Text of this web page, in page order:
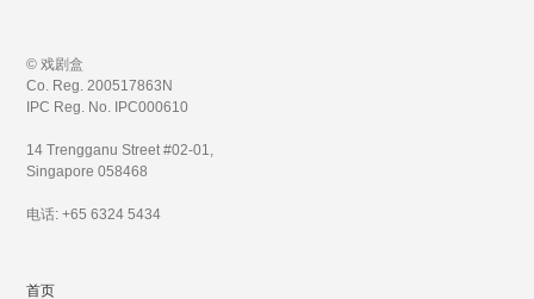
© 戏剧盒
Co. Reg. 200517863N
IPC Reg. No. IPC000610
14 Trengganu Street #02-01,
Singapore 058468
电话: +65 6324 5434
首页